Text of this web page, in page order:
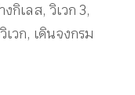
งกิเลส, วิเวก 3,
เวก, เดินจงกรม